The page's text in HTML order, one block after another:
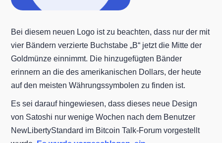
Bei diesem neuen Logo ist zu beachten, dass nur der mit
vier Bändern verzierte Buchstabe „B“ jetzt die Mitte der
Goldmünze einnimmt. Die hinzugefügten Bänder
erinnern an die des amerikanischen Dollars, der heute
auf den meisten Währungssymbolen zu finden ist.
Es sei darauf hingewiesen, dass dieses neue Design
von Satoshi nur wenige Wochen nach dem Benutzer
NewLibertyStandard im Bitcoin Talk-Forum vorgestellt